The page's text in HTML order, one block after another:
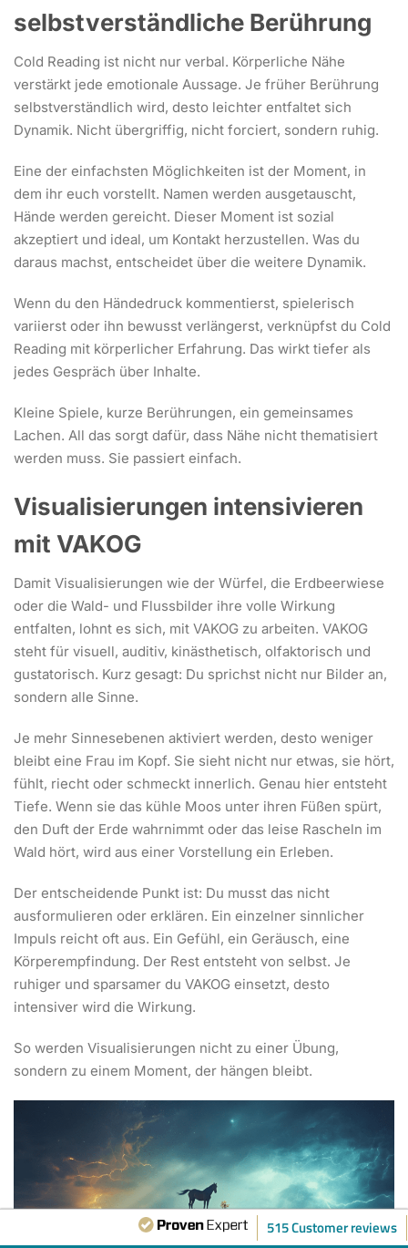
selbstverständliche Berührung
Cold Reading ist nicht nur verbal. Körperliche Nähe
verstärkt jede emotionale Aussage. Je früher Berührung
selbstverständlich wird, desto leichter entfaltet sich
Dynamik. Nicht übergriffig, nicht forciert, sondern ruhig.
Eine der einfachsten Möglichkeiten ist der Moment, in
dem ihr euch vorstellt. Namen werden ausgetauscht,
Hände werden gereicht. Dieser Moment ist sozial
akzeptiert und ideal, um Kontakt herzustellen. Was du
daraus machst, entscheidet über die weitere Dynamik.
Wenn du den Händedruck kommentierst, spielerisch
variierst oder ihn bewusst verlängerst, verknüpfst du Cold
Reading mit körperlicher Erfahrung. Das wirkt tiefer als
jedes Gespräch über Inhalte.
Kleine Spiele, kurze Berührungen, ein gemeinsames
Lachen. All das sorgt dafür, dass Nähe nicht thematisiert
werden muss. Sie passiert einfach.
Visualisierungen intensivieren
mit VAKOG
Damit Visualisierungen wie der Würfel, die Erdbeerwiese
oder die Wald- und Flussbilder ihre volle Wirkung
entfalten, lohnt es sich, mit VAKOG zu arbeiten. VAKOG
steht für visuell, auditiv, kinästhetisch, olfaktorisch und
gustatorisch. Kurz gesagt: Du sprichst nicht nur Bilder an,
sondern alle Sinne.
Je mehr Sinnesebenen aktiviert werden, desto weniger
bleibt eine Frau im Kopf. Sie sieht nicht nur etwas, sie hört,
fühlt, riecht oder schmeckt innerlich. Genau hier entsteht
Tiefe. Wenn sie das kühle Moos unter ihren Füßen spürt,
den Duft der Erde wahrnimmt oder das leise Rascheln im
Wald hört, wird aus einer Vorstellung ein Erleben.
Der entscheidende Punkt ist: Du musst das nicht
ausformulieren oder erklären. Ein einzelner sinnlicher
Impuls reicht oft aus. Ein Gefühl, ein Geräusch, eine
Körperempfindung. Der Rest entsteht von selbst. Je
ruhiger und sparsamer du VAKOG einsetzt, desto
intensiver wird die Wirkung.
So werden Visualisierungen nicht zu einer Übung,
sondern zu einem Moment, der hängen bleibt.
515 Customer reviews